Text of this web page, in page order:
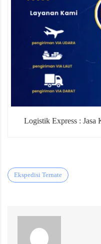
Logistik Express : Jasa
Ekspedisi Ternate